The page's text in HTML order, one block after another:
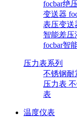
focbar绝
变送器
表压变送
智能差压
focbar智
压力表系列
不锈钢耐
压力表
表
温度仪表